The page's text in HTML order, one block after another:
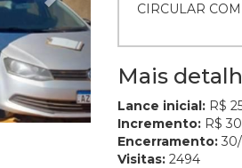
CIRCULAR
Mais
Lance inicial: R$
Incremento: R$
Encerramento:
Visitas: 2494